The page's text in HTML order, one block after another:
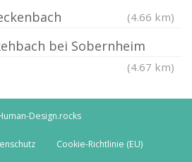
(4.66 km)
bei Sobernheim
(4.67 km)
Design.rocks
Cookie-Richtlinie (EU)